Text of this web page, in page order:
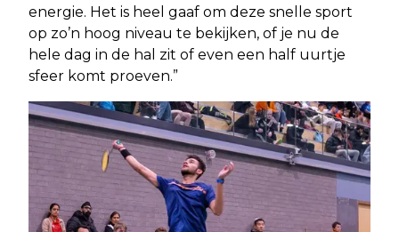
energie. Het is heel gaaf om deze snelle sport
op zo’n hoog niveau te bekijken, of je nu de
hele dag in de hal zit of even een half uurtje
sfeer komt proeven.”